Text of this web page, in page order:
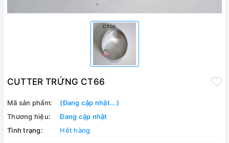
CUTTER TRỨNG CT66
Mã sản phẩm:
(Đang cập nhật...)
Thương hiệu:
Đang cập nhật
Tình trạng:
Hết hàng